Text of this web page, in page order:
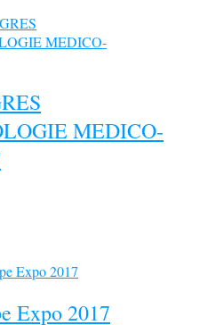
MEDICO-
Expo 2017